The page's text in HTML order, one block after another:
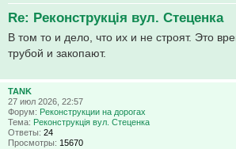
Re: Реконструкція вул. Стеценка
В том то и дело, что их и не строят. Это
трубой и закопают.
TANK
27 июл 2026, 22:57
Форум: Реконструкции на дорогах
Тема: Реконструкція вул. Стеценка
Ответы: 24
Просмотры: 15670